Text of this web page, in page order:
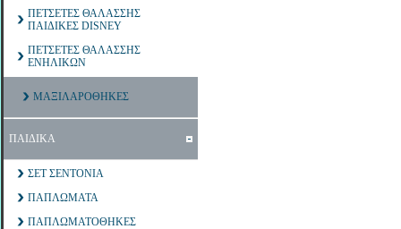
ΠΕΤΣΕΤΕΣ ΘΑΛΑΣΣΗΣ
ΠΑΙΔΙΚΕΣ DISNEY
ΠΕΤΣΕΤΕΣ ΘΑΛΑΣΣΗΣ
ΕΝΗΛΙΚΩΝ
ΜΑΞΙΛΑΡΟΘΗΚΕΣ
ΠΑΙΔΙΚΑ
ΣΕΤ ΣΕΝΤΟΝΙΑ
ΠΑΠΛΩΜΑΤΑ
ΠΑΠΛΩΜΑΤΟΘΗΚΕΣ